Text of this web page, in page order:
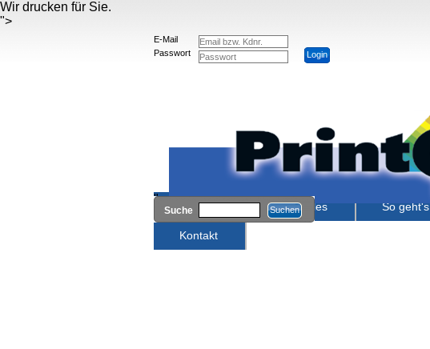
Wir drucken für Sie.
">
E-Mail
Passwort
">
SucheStartseite Aktuelles So geht's
Kontakt